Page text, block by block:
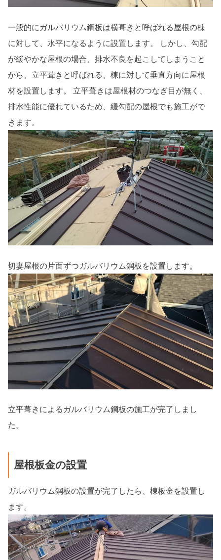
一般的にガルバリウム鋼板は横葺きと呼ばれる屋根の棟
に対して、水平になるように設置します。 しかし、勾配
が緩やかな屋根の場合、排水不良を起こしてしまうこと
から、立平葺きと呼ばれる、棟に対して垂直方向に屋根
材を設置します。 立平葺きは屋根材のつなぎ目が無く、
排水性能に優れているため、緩勾配の屋根でも施工がで
きます。
切妻屋根の片面ずつガルバリウム鋼板を設置します。
立平葺きによるガルバリウム鋼板の施工が完了しまし
た。
屋根板金の設置
ガルバリウム鋼板の設置が完了したら、棟板金を設置し
ます。